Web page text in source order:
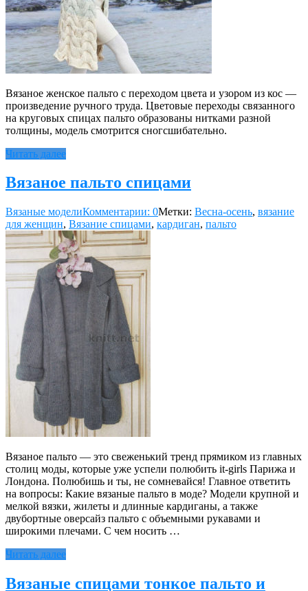
Вязаное женское пальто с переходом цвета и узором из кос —
произведение ручного труда. Цветовые переходы связанного
на круговых спицах пальто образованы нитками разной
толщины, модель смотрится сногсшибательно.
Читать далее
Вязаное пальто спицами
Вязаные моделиКомментарии: 0Метки: Весна-осень, вязание
для женщин, Вязание спицами, кардиган, пальто
Вязаное пальто — это свеженький тренд прямиком из главных
столиц моды, которые уже успели полюбить it-girls Парижа и
Лондона. Полюбишь и ты, не сомневайся! Главное ответить
на вопросы: Какие вязаные пальто в моде? Модели крупной и
мелкой вязки, жилеты и длинные кардиганы, а также
двубортные оверсайз пальто с объемными рукавами и
широкими плечами. С чем носить …
Читать далее
Вязаные спицами тонкое пальто и